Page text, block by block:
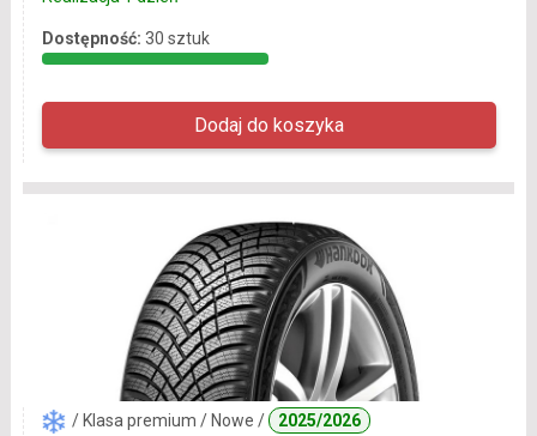
Dostępność: 30 sztuk
/ Klasa premium / Nowe / 2025/2026